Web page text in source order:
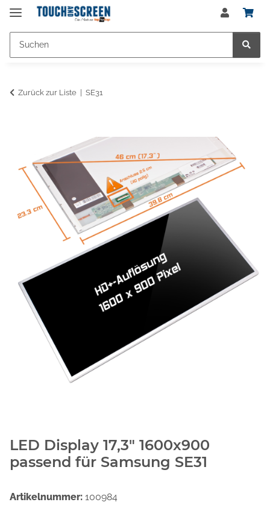
Zurück zur Liste SE31
LED Display 17,3" 1600x900
passend für Samsung SE31
Artikelnummer: 100984